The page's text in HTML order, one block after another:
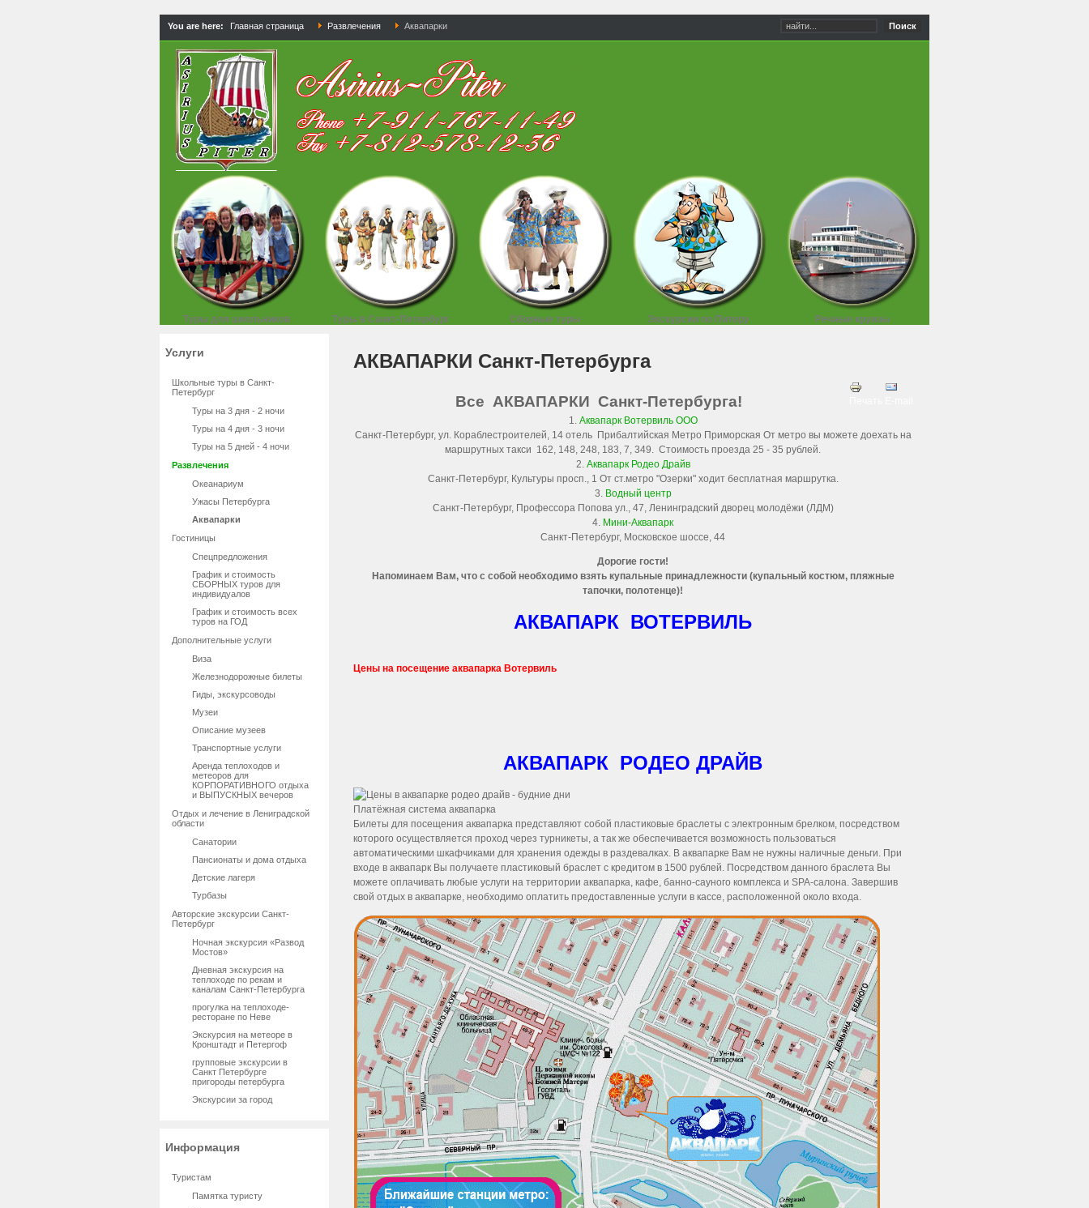
Поиск
You are here: Главная страница Развлечения Аквапарки
Туры для школьников Туры в Санкт-Петербург Сборные туры Экскурсии по Питеру Речные круизы
АКВАПАРКИ Санкт-Петербурга
Все АКВАПАРКИ Санкт-Петербурга!
1. Аквапарк Вотервиль ООО
Санкт-Петербург, ул. Кораблестроителей, 14 отель Прибалтийская Метро Приморская От метро вы можете доехать на
маршрутных такси 162, 148, 248, 183, 7, 349. Стоимость проезда 25 - 35 рублей.
2. Аквапарк Родео Драйв
Санкт-Петербург, Культуры просп., 1 От ст.метро "Озерки" ходит бесплатная маршрутка.
3. Водный центр
Санкт-Петербург, Профессора Попова ул., 47, Ленинградский дворец молодёжи (ЛДМ)
4. Мини-Аквапарк
Санкт-Петербург, Московское шоссе, 44
Дорогие гости!
Напоминаем Вам, что с собой необходимо взять купальные принадлежности (купальный костюм, пляжные
тапочки, полотенце)!
АКВАПАРК ВОТЕРВИЛЬ
Цены на посещение аквапарка Вотервиль
АКВАПАРК РОДЕО ДРАЙВ
Платёжная система аквапарка
Билеты для посещения аквапарка представляют собой пластиковые браслеты с электронным брелком, посредством
которого осуществляется проход через турникеты, а так же обеспечивается возможность пользоваться
автоматическими шкафчиками для хранения одежды в раздевалках. В аквапарке Вам не нужны наличные деньги. При
входе в аквапарк Вы получаете пластиковый браслет с кредитом в 1500 рублей. Посредством данного браслета Вы
можете оплачивать любые услуги на территории аквапарка, кафе, банно-сауного комплекса и SPA-салона. Завершив
свой отдых в аквапарке, необходимо оплатить предоставленные услуги в кассе, расположенной около входа.
Услуги
Школьные туры в Санкт-
Петербург
Туры на 3 дня - 2 ночи
Туры на 4 дня - 3 ночи
Туры на 5 дней - 4 ночи
Развлечения
Океанариум
Ужасы Петербурга
Аквапарки
Гостиницы
Спецпредложения
График и стоимость
СБОРНЫХ туров для
индивидуалов
График и стоимость всех
туров на ГОД
Дополнительные услуги
Виза
Железнодорожные билеты
Гиды, экскурсоводы
Музеи
Описание музеев
Транспортные услуги
Аренда теплоходов и
метеоров для
КОРПОРАТИВНОГО отдыха
и ВЫПУСКНЫХ вечеров
Отдых и лечение в Лениградской
области
Санатории
Пансионаты и дома отдыха
Детские лагеря
Турбазы
Авторские экскурсии Санкт-
Петербург
Ночная экскурсия «Развод
Мостов»
Дневная экскурсия на
теплоходе по рекам и
каналам Санкт-Петербурга
прогулка на теплоходе-
ресторане по Неве
Экскурсия на метеоре в
Кронштадт и Петергоф
групповые экскурсии в
Санкт Петербурге
пригороды петербурга
Экскурсии за город
Информация
Туристам
Памятка туристу